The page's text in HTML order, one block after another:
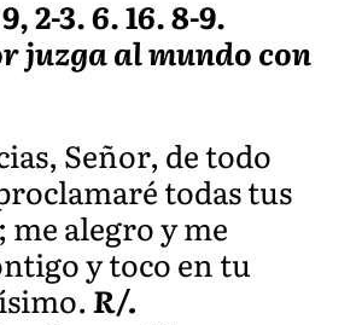
2-3. 6. 16. 8-9.
juzga al mundo con
Señor, de todo
todas tus
alegro y me
y toco en tu
R/.